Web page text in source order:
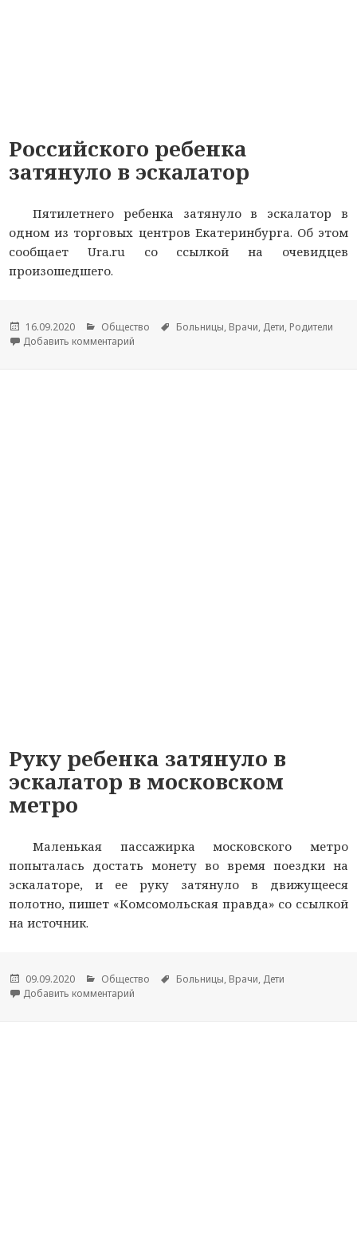
Российского ребенка
затянуло в эскалатор
Пятилетнего ребенка затянуло в эскалатор в
одном из торговых центров Екатеринбурга. Об этом
сообщает Ura.ru со ссылкой на очевидцев
произошедшего.
Опубликовано
16.09.2020 Рубрики
Общество Метки
Больницы, Врачи, Дети, Родители
Добавить комментарий
Руку ребенка затянуло в
эскалатор в московском
метро
Маленькая пассажирка московского метро
попыталась достать монету во время поездки на
эскалаторе, и ее руку затянуло в движущееся
полотно, пишет «Комсомольская правда» со ссылкой
на источник.
Опубликовано
09.09.2020 Рубрики
Общество Метки
Больницы, Врачи, Дети
Добавить комментарий